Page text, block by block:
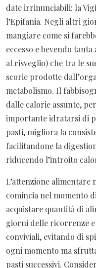
date irrinunciabili: la
l’Epifania. Negli altri
mangiare come si
eccesso e bevendo
al risveglio) che tra le
scorie prodotte
metabolismo. Il
dalle calorie assunte,
importante idratarsi di
pasti, migliora la
facilitandone la
riducendo l’introito
L’attenzione
comincia nel momento
acquistare quantità di
giorni delle ricorrenze
conviviali, evitando di
ogni momento ma
pasti successivi.